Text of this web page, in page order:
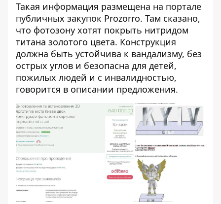
Такая информация размещена на портале
публичных закупок Prozorro. Там сказано,
что фотозону хотят покрыть нитридом
титана золотого цвета. Конструкция
должна быть устойчива к вандализму, без
острых углов и безопасна для детей,
пожилых людей и с инвалидностью,
говорится в описании предложения.